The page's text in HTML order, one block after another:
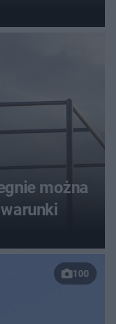
można
100